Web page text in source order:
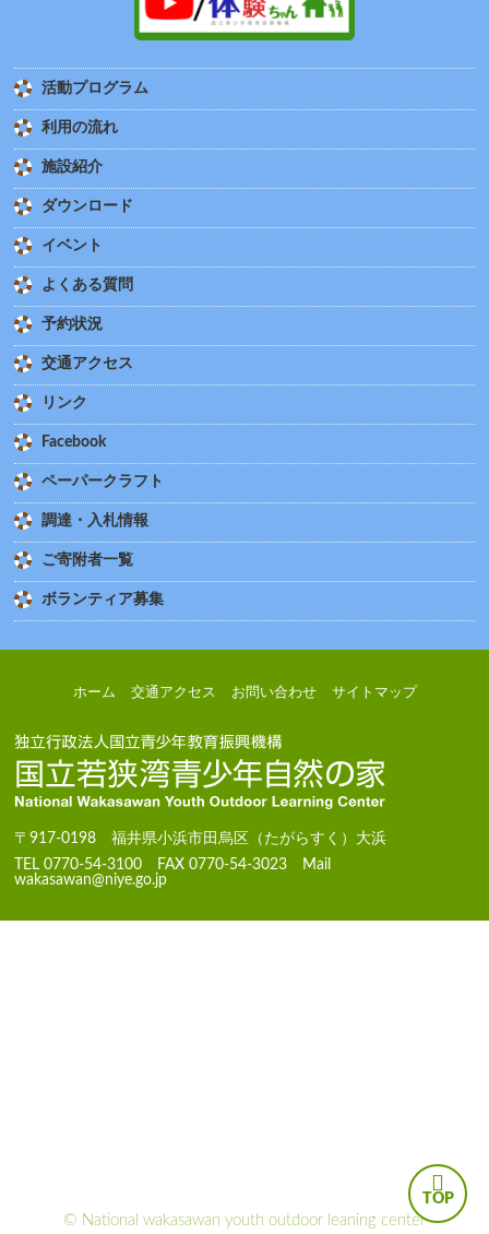
活動プログラム
利用の流れ
施設紹介
ダウンロード
イベント
よくある質問
予約状況
交通アクセス
リンク
Facebook
ペーパークラフト
調達・入札情報
ご寄附者一覧
ボランティア募集
ホーム 交通アクセス お問い合わせ サイトマップ
〒917-0198 福井県小浜市田烏区（たがらすく）大浜
TEL 0770-54-3100 FAX 0770-54-3023 Mail
wakasawan@niye.go.jp
© National wakasawan youth outdoor leaning center